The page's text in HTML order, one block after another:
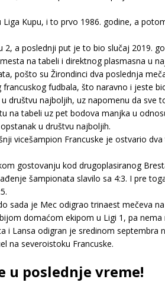
Kupu, i to prvo 1986. godine, a
a poslednji put je to bio slučaj 2019.
na tabeli i direktnog plasmasna u
pošto su Žirondinci dva poslednja
fudbala, što naravno i jeste
društvu najboljih, uz napomenu da
na tabeli uz pet bodova manjka u
u društvu najboljih.
vicešampion Francuske je ostvario
gostovanju kod drugoplasiranog
šampionata slavilo sa 4:3. I pre
sada je Mec odigrao trinaest mečeva
domaćom ekipom u Ligi 1, pa
i Lansa odigran je sredinom
na severoistoku Francuske.
u poslednje vreme!